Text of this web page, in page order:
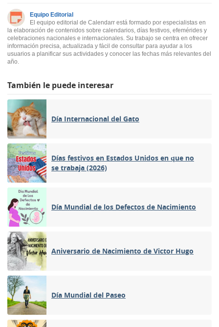
Equipo Editorial
El equipo editorial de Calendarr está formado por especialistas en
la elaboración de contenidos sobre calendarios, días festivos, efemérides y
celebraciones nacionales e internacionales. Su trabajo se centra en ofrecer
información precisa, actualizada y fácil de consultar para ayudar a los
usuarios a planificar sus actividades y conocer las fechas más relevantes del
año.
También le puede interesar
Día Internacional del Gato
Días festivos en Estados Unidos en que no
se trabaja (2026)
Día Mundial de los Defectos de Nacimiento
Aniversario de Nacimiento de Victor Hugo
Día Mundial del Paseo